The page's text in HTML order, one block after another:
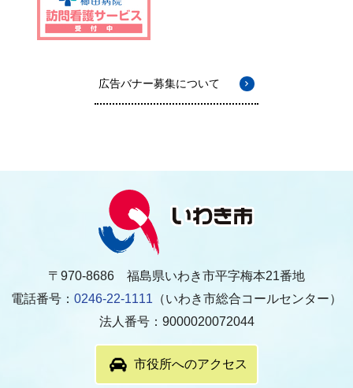
広告バナー募集について
〒970-8686 福島県いわき市平字梅本21番地
電話番号： 0246-22-1111 （いわき市総合コールセンター）
法人番号：9000020072044
市役所へのアクセス